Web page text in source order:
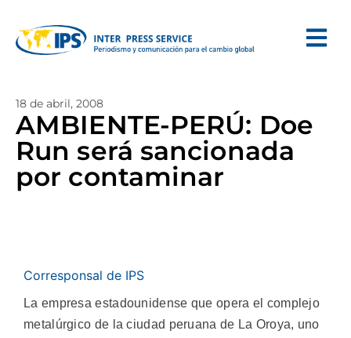
18 de abril, 2008
AMBIENTE-PERÚ: Doe
Run será sancionada
por contaminar
Corresponsal de IPS
La empresa estadounidense que opera el complejo
metalúrgico de la ciudad peruana de La Oroya, uno